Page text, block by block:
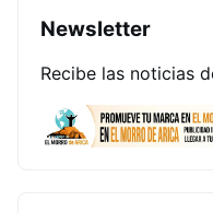
Newsletter
Recibe las noticias